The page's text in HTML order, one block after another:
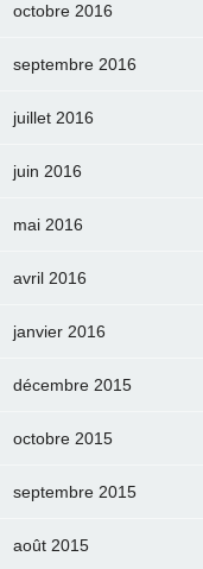
octobre 2016
septembre 2016
juillet 2016
juin 2016
mai 2016
avril 2016
janvier 2016
décembre 2015
octobre 2015
septembre 2015
août 2015